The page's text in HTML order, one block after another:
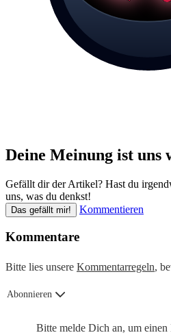
Deine Meinung ist uns
Gefällt dir der Artikel? Hast du
uns, was du denkst!
Das gefällt mir! Kommentieren
Kommentare
Bitte lies unsere Kommentarregeln,
Abonnieren
Bitte melde Dich an, um einen